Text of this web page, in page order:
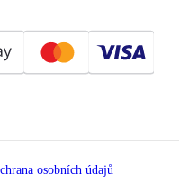
osobních údajů